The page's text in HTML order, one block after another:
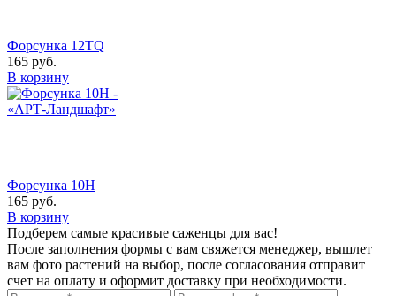
Форсунка 12TQ
165 руб.
В корзину
Форсунка 10H
165 руб.
В корзину
Подберем самые красивые саженцы для вас!
После заполнения формы с вам свяжется менеджер, вышлет
вам фото растений на выбор, после согласования отправит
счет на оплату и оформит доставку при необходимости.